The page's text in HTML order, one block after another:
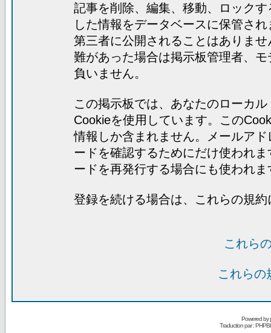
記事を削除、編集、移動、ロック
した情報をデータベースに保管さ
第三者に公開されることはありま
難があった場合は掲示板管理者、
負いません。
この掲示板では、あなたのローカ
Cookieを使用しています。この
情報しか含まれません。メールア
ードを確認するためにだけ使われ
ードを再発行する場合にも使われま
登録を続ける場合は、これらの規
これら
これらの
Powered by
Traduction par :